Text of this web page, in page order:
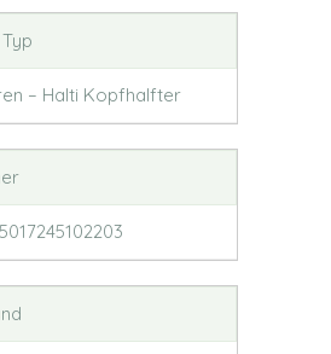
– Halti Kopfhalfter
5017245102203